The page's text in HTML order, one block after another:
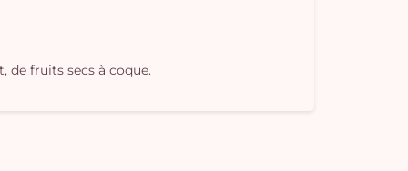
de fruits secs à coque.